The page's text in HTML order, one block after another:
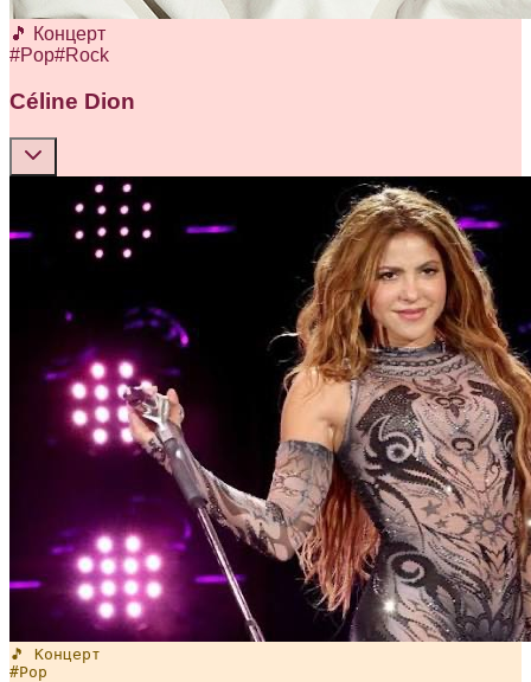
🎵 Концерт
#Pop#Rock
Céline Dion
🎵 Концерт
#Pop